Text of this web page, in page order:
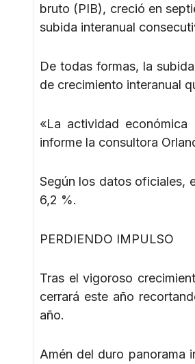
bruto (PIB), creció en
subida interanual
De todas formas, la
de crecimiento interanual
«La actividad
informe la consultora
Según los datos oficiales,
6,2 %.
PERDIENDO IMPULSO
Tras el vigoroso
cerrará este año
año.
Amén del duro panorama